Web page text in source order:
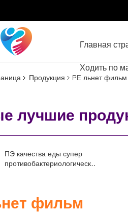
Главная
Ходить по
Продукция PE льнет фильм
лучшие
ПЭ качества еды супер
противобактериологическое
фильм